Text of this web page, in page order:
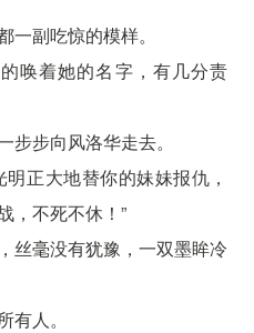
一副吃惊的模样。
唤着她的名字，有几分责
步向风洛华走去。
正大地替你的妹妹报仇，
，不死不休！”
丝毫没有犹豫，一双墨眸冷
人。